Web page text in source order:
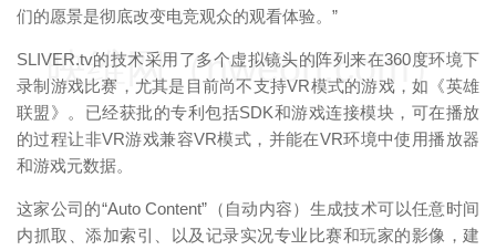
们的愿景是彻底改变电竞观众的观看体验。”
SLIVER.tv的技术采用了多个虚拟镜头的阵列来在360度环境下
录制游戏比赛，尤其是目前尚不支持VR模式的游戏，如《英雄
联盟》。已经获批的专利包括SDK和游戏连接模块，可在播放
的过程让非VR游戏兼容VR模式，并能在VR环境中使用播放器
和游戏元数据。
这家公司的“Auto Content”（自动内容）生成技术可以任意时间
内抓取、添加索引、以及记录实况专业比赛和玩家的影像，建
映维网（nweon.com）